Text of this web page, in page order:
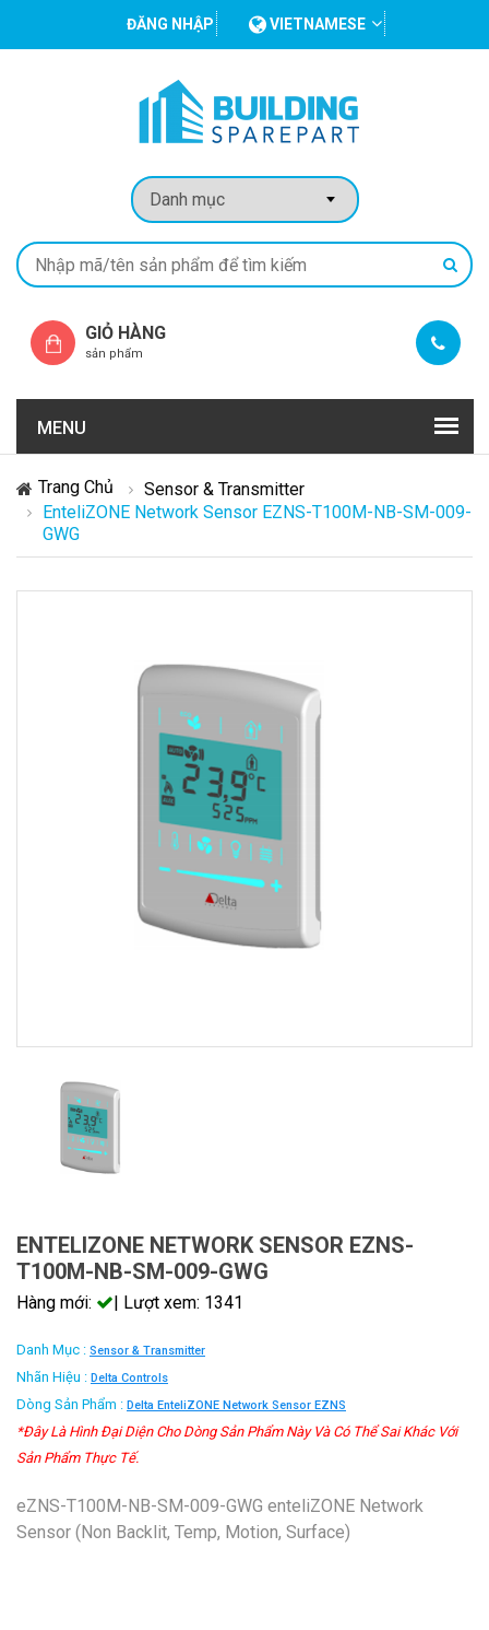
ĐĂNG NHẬP VIETNAMESE
GIỎ HÀNG
sản phẩm
MENU
Trang Chủ
Sensor & Transmitter
EnteliZONE Network Sensor EZNS-T100M-NB-SM-009-
GWG
ENTELIZONE NETWORK SENSOR EZNS-
T100M-NB-SM-009-GWG
Hàng mới: | Lượt xem: 1341
Danh Mục : Sensor & Transmitter
Nhãn Hiệu : Delta Controls
Dòng Sản Phẩm : Delta EnteliZONE Network Sensor EZNS
*Đây Là Hình Đại Diện Cho Dòng Sản Phẩm Này Và Có Thể Sai Khác Với
Sản Phẩm Thực Tế.
eZNS-T100M-NB-SM-009-GWG enteliZONE Network
Sensor (Non Backlit, Temp, Motion, Surface)